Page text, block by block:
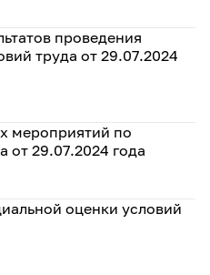
проведения
труда от 29.07.2024
мероприятий по
от 29.07.2024 года
оценки условий